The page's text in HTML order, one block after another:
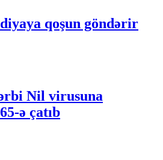
qoşun göndərir
Nil virusuna
ə çatıb